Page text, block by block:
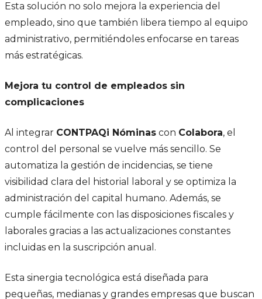
Esta solución no solo mejora la experiencia del
empleado, sino que también libera tiempo al equipo
administrativo, permitiéndoles enfocarse en tareas
más estratégicas.
Mejora tu control de empleados sin
complicaciones
Al integrar CONTPAQi Nóminas con Colabora, el
control del personal se vuelve más sencillo. Se
automatiza la gestión de incidencias, se tiene
visibilidad clara del historial laboral y se optimiza la
administración del capital humano. Además, se
cumple fácilmente con las disposiciones fiscales y
laborales gracias a las actualizaciones constantes
incluidas en la suscripción anual.
Esta sinergia tecnológica está diseñada para
pequeñas, medianas y grandes empresas que buscan